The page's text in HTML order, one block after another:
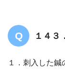
１４３
１．刺入した鍼